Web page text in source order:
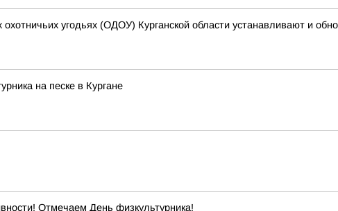
угодьях (ОДОУ) Курганской области устанавливают и
на песке в Кургане
Отмечаем День физкультурника!